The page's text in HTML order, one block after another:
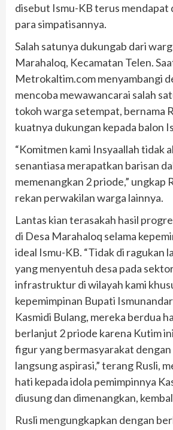
disebut Ismu-KB terus mendapat
para simpatisannya.
Salah satunya dukungab dari
Marahaloq, Kecamatan Telen.
Metrokaltim.com menyambangi
mencoba mewawancarai salah
tokoh warga setempat, bernama
kuatnya dukungan kepada balon
“Komitmen kami Insyaallah tidak
senantiasa merapatkan barisan
memenangkan 2 priode,” ungkap
rekan perwakilan warga lainnya.
Lantas kian terasakah hasil
di Desa Marahaloq selama
ideal Ismu-KB. “Tidak di ragukan
yang menyentuh desa pada
infrastruktur di wilayah kami
kepemimpinan Bupati
Kasmidi Bulang, mereka berdua
berlanjut 2 priode karena Kutim
figur yang bermasyarakat
langsung aspirasi,” terang Rusli,
hati kepada idola pemimpinnya
diusung dan dimenangkan,
Rusli mengungkapkan dengan